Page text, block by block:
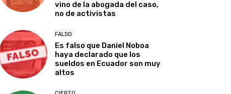
vino de la abogada del caso,
no de activistas
FALSO
Es falso que Daniel Noboa
haya declarado que los
sueldos en Ecuador son muy
altos